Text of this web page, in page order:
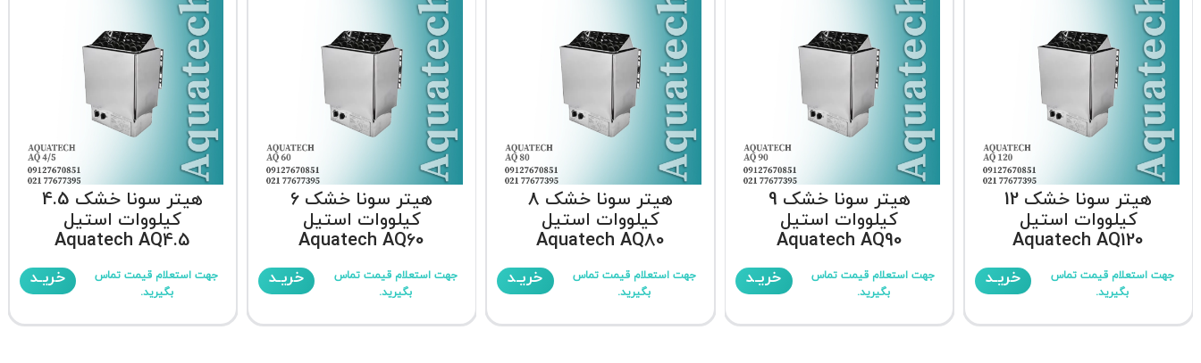
هیتر سونا خشک 12
کیلووات استیل
Aquatech AQ120
جهت استعلام قیمت تماس
بگیرید.
خریـد
هیتر سونا خشک 9
کیلووات استیل
Aquatech AQ90
جهت استعلام قیمت تماس
بگیرید.
خریـد
هیتر سونا خشک 8
کیلووات استیل
Aquatech AQ80
جهت استعلام قیمت تماس
بگیرید.
خریـد
هیتر سونا خشک 6
کیلووات استیل
Aquatech AQ60
جهت استعلام قیمت تماس
بگیرید.
خریـد
هیتر سونا خشک 4.5
کیلووات استیل
Aquatech AQ4.5
جهت استعلام قیمت تماس
بگیرید.
خریـد